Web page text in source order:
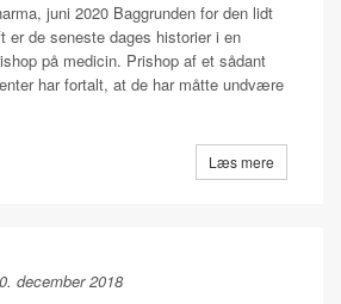
juni 2020 Baggrunden for den lidt
er de seneste dages historier i en
på medicin. Prishop af et sådant
har fortalt, at de har måtte undvære
Læs mere
december 2018